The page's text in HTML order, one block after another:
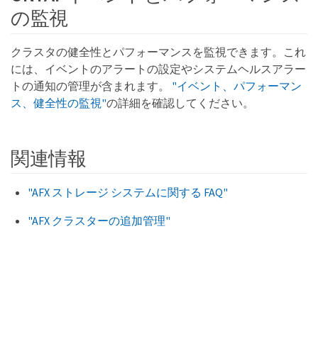
の監視
クラスタの健全性とパフォーマンスを監視できます。これ
には、イベントのアラートの設定やシステムヘルスアラー
トの通知の管理が含まれます。 "イベント、パフォーマン
ス、健全性の監視"の詳細を確認してください。
関連情報
"AFX ストレージ システムに関する FAQ"
"AFX クラスターの追加管理"